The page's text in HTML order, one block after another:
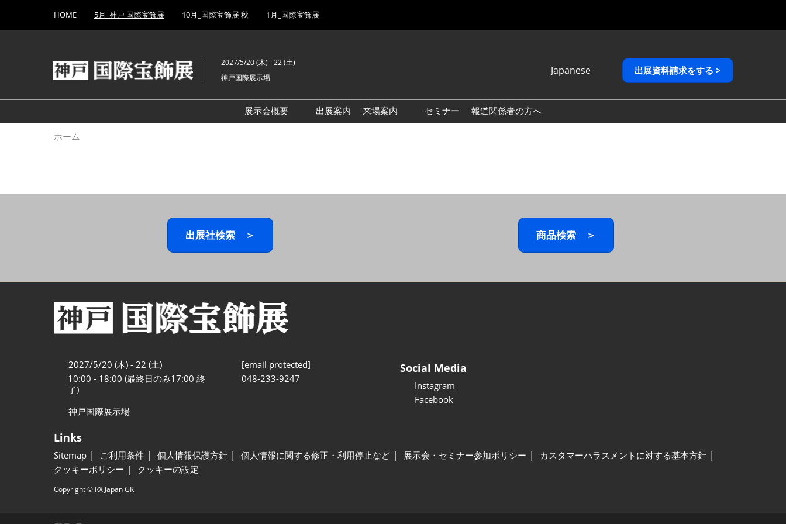
キ
し
て
to
HOME 5月_神戸 国際宝飾展 10月_国際宝飾展 秋 1月_国際宝飾展
2027/5/20 (木) - 22 (土)
神戸国際展示場
Japanese
English
繁體中文
出展資料請求をする >
展示会概要
出展案内
来場案内
セミナー 報道関係者の方へ
ホーム
出展社検索 ＞ 商品検索 ＞
2027/5/20 (木) - 22 (土)
10:00 - 18:00 (最終日のみ17:00 終
了)
神戸国際展示場
[email protected]
048-233-9247
Social Media
Instagram
Facebook
Links
Sitemap ご利用条件 個人情報保護方針 個人情報に関する修正・利用停止など 展示会・セミナー参加ポリシー
カスタマーハラスメントに対する基本方針
クッキーポリシー
クッキーの設定
Copyright © RX Japan GK